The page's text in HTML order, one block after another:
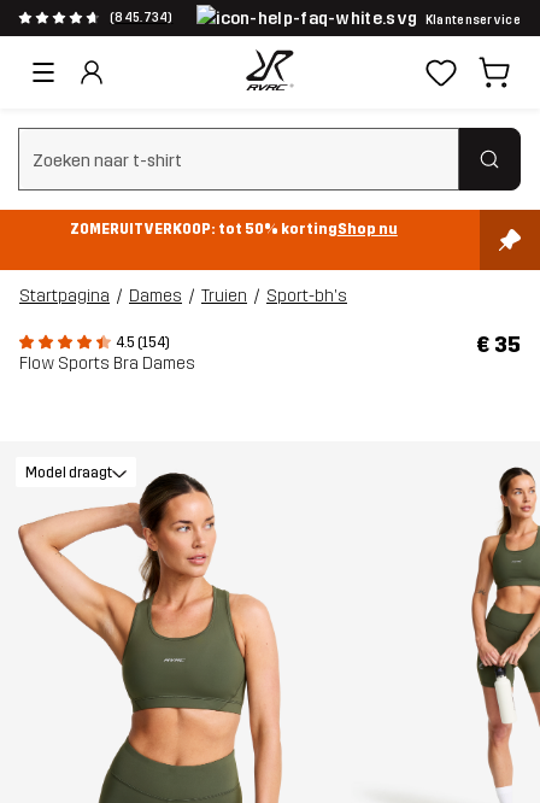
(845.734) Klantenservice
Zoeken wissen
ZOMERUITVERKOOP: tot 50% kortingShop nu
Startpagina Dames Truien Sport-bh's
4.5 (154)
Flow Sports Bra Dames
€ 35
Model draagt